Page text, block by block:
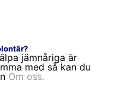
jämnåriga är
med så kan du
Om oss.